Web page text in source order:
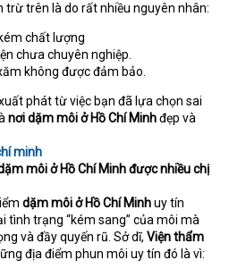
trừ trên là do rất nhiều nguyên nhân:
chất lượng
chưa chuyên nghiệp.
không được đảm bảo.
phát từ việc bạn đã lựa chọn sai
nơi dặm môi ở Hồ Chí Minhđẹp và
minh
môi ở Hồ Chí Minh được nhiều chị
dặm môi ở Hồ Chí Minhuy tín
tình trạng “kém sang” của môi mà
và đầy quyến rũ. Sở dĩ, Viện thẩm
địa điểm phun môi uy tín đó là vì: